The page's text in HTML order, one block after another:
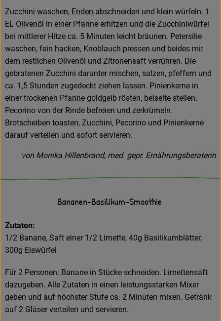
Zucchini waschen, Enden abschneiden und klein würfeln. 1
EL Olivenöl in einer Pfanne erhitzen und die Zucchiniwürfel
bei mittlerer Hitze ca. 5 Minuten leicht bräunen. Petersilie
waschen, fein hacken, Knoblauch pressen und beides mit
dem restlichen Olivenöl und Zitronensaft verrühren. Die
gebratenen Zucchini darunter mischen, salzen, pfeffern und
ca. 1,5 Stunden zugedeckt ziehen lassen. Pinienkerne in
einer trockenen Pfanne goldgelb rösten, beiseite stellen.
Pecorino von der Rinde befreien und zerkrümeln.
Brotscheiben toasten, Zucchini, Pecorino und Pinienkerne
darauf verteilen und sofort servieren.
von Monika Hillenbrand, med. gepr. Ernährungsberaterin
Bananen-Basilikum-Smoothie
Zutaten:
1/2 Banane, Saft einer 1/2 Limette, 40g Basilikumblätter,
300g Eiswürfel
Für 2 Personen: Banane in Stücke schneiden. Limettensaft
dazugeben. Alle Zutaten in einen leistungsstarken Mixer
geben und auf höchster Stufe ca. 2 Minuten mixen. Getränk
auf 2 Gläser verteilen und servieren.